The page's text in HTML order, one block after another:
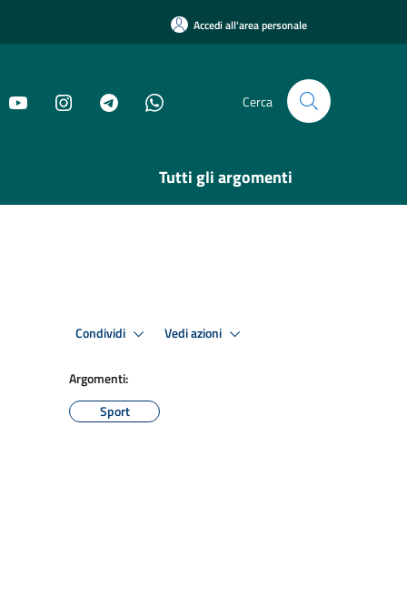
Accedi all'area personale
Cerca
Tutti gli argomenti
Condividi Vedi azioni
Argomenti:
Sport